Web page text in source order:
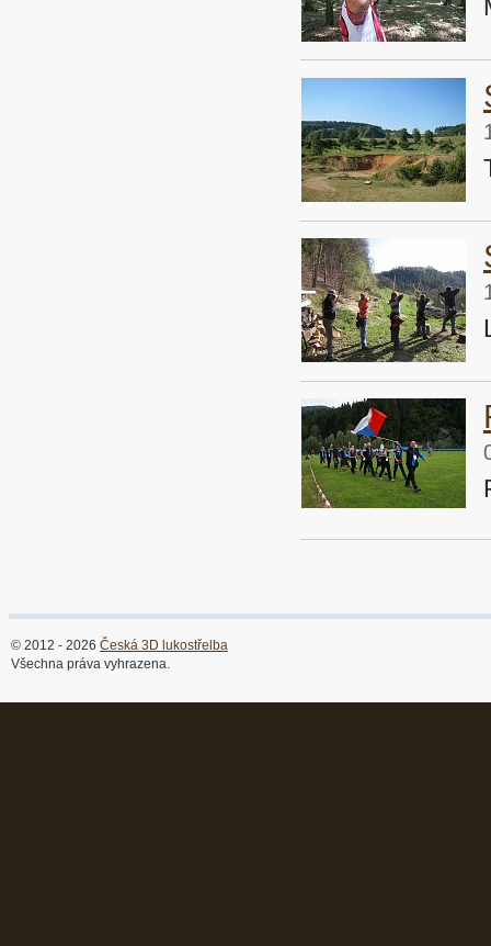
© 2012 - 2026 Česká 3D lukostřelba
Všechna práva vyhrazena.